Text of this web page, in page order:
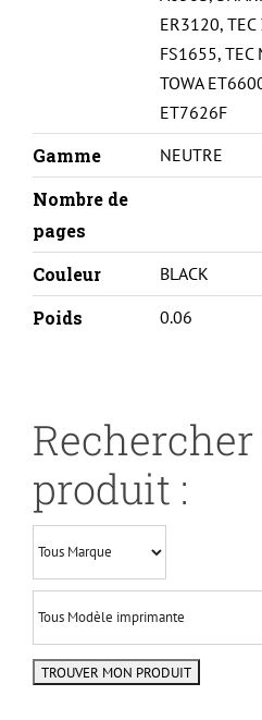
ER3120,
FS1655, TEC
TOWA
ET7626F
Gamme NEUTRE
Nombre de
pages
Couleur
BLACK
Poids 0.06
produit :